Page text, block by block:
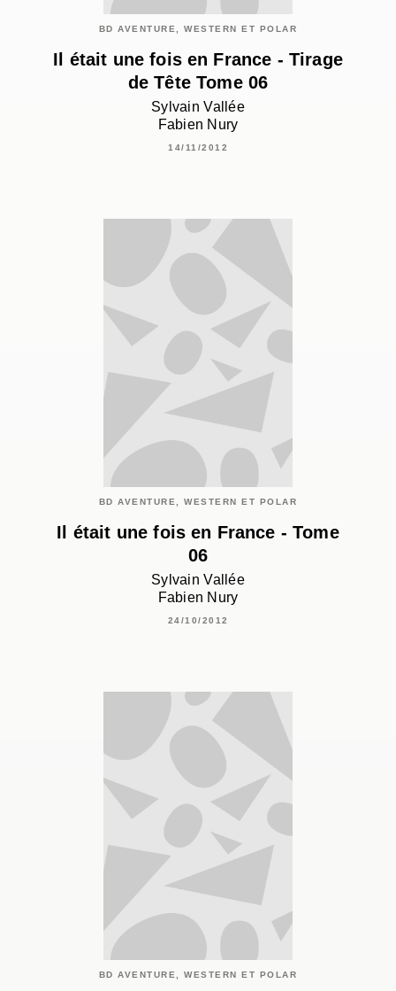
BD AVENTURE, WESTERN ET POLAR
Il était une fois en France - Tirage
de Tête Tome 06
Sylvain Vallée
Fabien Nury
14/11/2012
BD AVENTURE, WESTERN ET POLAR
Il était une fois en France - Tome
06
Sylvain Vallée
Fabien Nury
24/10/2012
BD AVENTURE, WESTERN ET POLAR